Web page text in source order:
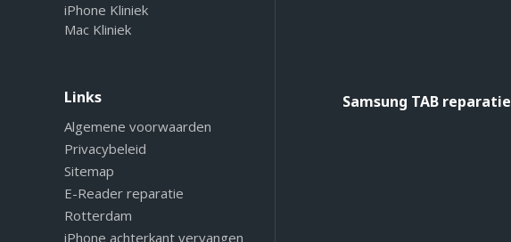
iPhone Kliniek
Mac Kliniek
Links
Algemene voorwaarden
Privacybeleid
Sitemap
E-Reader reparatie
Rotterdam
iPhone achterkant vervangen
Samsung TAB reparatie